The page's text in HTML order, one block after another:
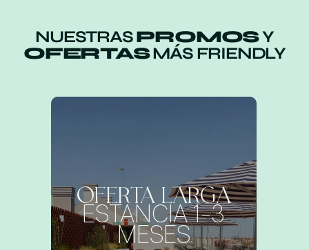
NUESTRASPROMOSY
OFERTASMÁS FRIENDLY
OFERTA LARGA
ESTANCIA 1-3
MESES